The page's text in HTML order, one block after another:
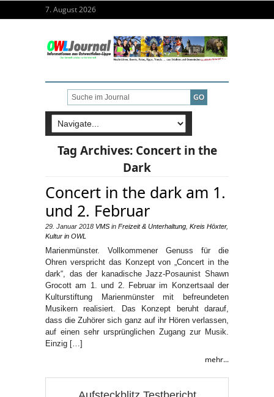
7. August 2026
Tag Archives: Concert in the
Dark
Concert in the dark am 1.
und 2. Februar
29. Januar 2018 VMS in Freizeit & Unterhaltung Kreis Höxter,
Kultur in OWL
Marienmünster. Vollkommener Genuss für die
Ohren verspricht das Konzept von „Concert in the
dark“, das der kanadische Jazz-Posaunist Shawn
Grocott am 1. und 2. Februar im Konzertsaal der
Kulturstiftung Marienmünster mit befreundeten
Musikern realisiert. Das Konzept beruht darauf,
dass die Zuhörer sich ganz auf ihr Hören verlassen,
auf einen sehr ursprünglichen Zugang zur Musik.
Einzig […]
mehr...